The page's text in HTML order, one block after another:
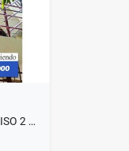
SE ARRIENDA APARTAMENTO PISO 2 VISTA HERMOSA